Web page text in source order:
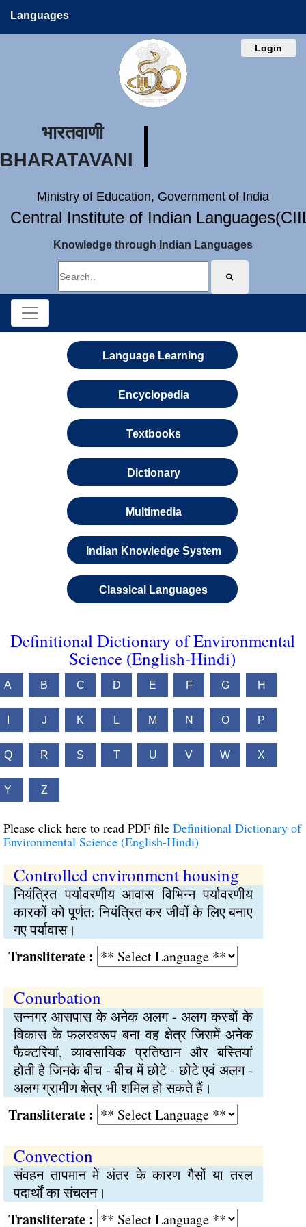
Languages
Login
भारतवाणी
BHARATAVANI
Ministry of Education, Government of India
Central Institute of Indian
Knowledge through Indian Languages
Language Learning
Encyclopedia
Textbooks
Dictionary
Multimedia
Indian Knowledge System
Classical Languages
Definitional Dictionary of Environmental
Science (English-Hindi)
A B C D E F G H
J K L M N O P
Q R S T U V W X
Y Z
Please click here to read PDF file Definitional Dictionary of
Environmental Science (English-Hindi)
Controlled environment housing
नियंत्रित पर्यावरणीय आवास विभिन्‍न पर्यावरणीय
कारकों को पूर्णत: नियंत्रित कर जीवों के लिए बनाए
गए पर्यावास।
:
Conurbation
सन्‍नगर आसपास के अनेक अलग - अलग कस्बों के
विकास के फलस्वरूप बना वह क्षेत्र जिसमें अनेक
फैक्टरियां, व्यावसायिक प्रतिष्‍ठान और बस्तियां
होती है जिनके बीच - बीच में छोटे - छोटे एवं अलग -
अलग ग्रामीण क्षेत्र भी शमिल हो सकते हैं।
:
Convection
संवहन तापमान में अंतर के कारण गैसों या तरल
पदार्थों का संचलन।
: